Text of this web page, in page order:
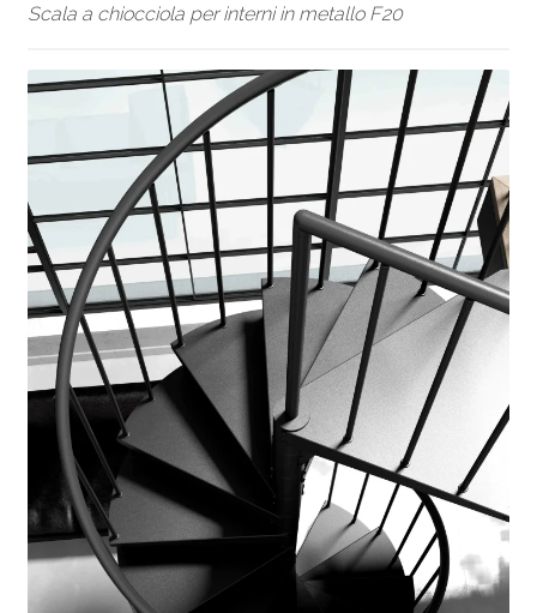
Scala a chiocciola per interni in metallo F20